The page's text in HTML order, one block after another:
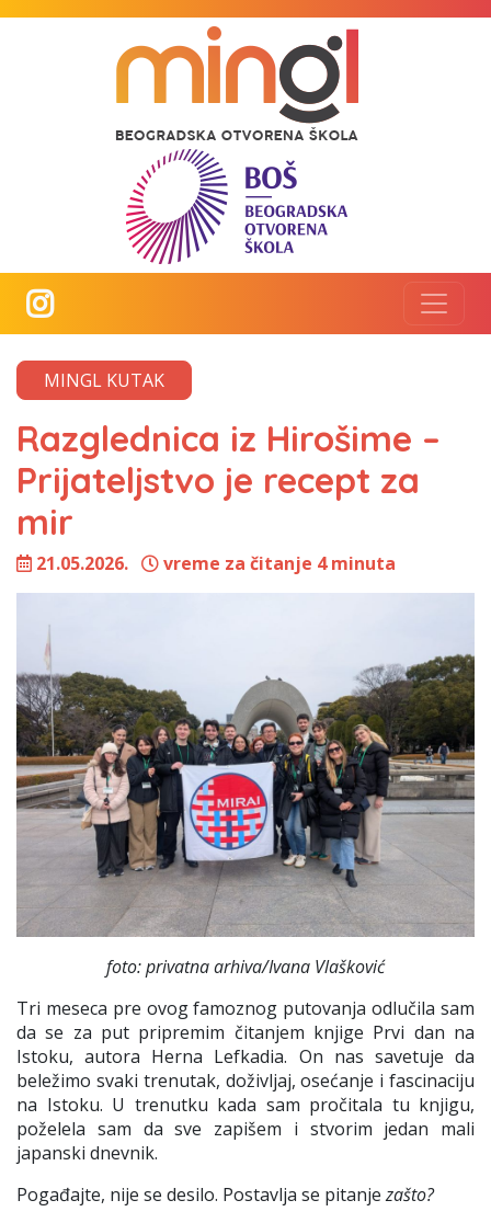
MINGL KUTAK
Razglednica iz Hirošime –
Prijateljstvo je recept za
mir
21.05.2026. vreme za čitanje 4 minuta
foto: privatna arhiva/Ivana Vlašković
Tri meseca pre ovog famoznog putovanja odlučila sam
da se za put pripremim čitanjem knjige Prvi dan na
Istoku,autora Herna Lefkadia. On nas savetuje da
beležimo svaki trenutak, doživljaj, osećanje i fascinaciju
na Istoku. U trenutku kada sam pročitala tu knjigu,
poželela sam da sve zapišem i stvorim jedan mali
japanski dnevnik.
Pogađajte, nije se desilo. Postavlja se pitanjezašto?